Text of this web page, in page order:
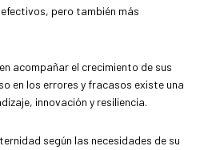
pero también más
acompañar el crecimiento de sus
en los errores y fracasos existe una
innovación y resiliencia.
según las necesidades de su